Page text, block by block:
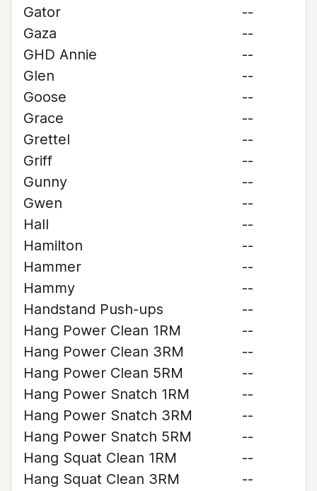
Gator
--
Gaza
--
GHD Annie
--
Glen
--
Goose
--
Grace
--
Grettel
--
Griff
--
Gunny
--
Gwen
--
Hall
--
Hamilton
--
Hammer
--
Hammy
--
Handstand Push-ups
--
Hang Power Clean 1RM
--
Hang Power Clean 3RM
--
Hang Power Clean 5RM
--
Hang Power Snatch 1RM
--
Hang Power Snatch 3RM
--
Hang Power Snatch 5RM
--
Hang Squat Clean 1RM
--
Hang Squat Clean 3RM
--